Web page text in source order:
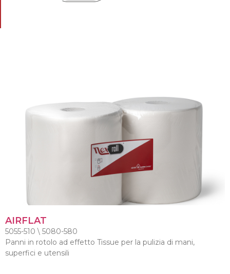
AIRFLAT
5055-510 \ 5080-580
Panni in rotolo ad effetto Tissue per la pulizia di mani,
superfici e utensili